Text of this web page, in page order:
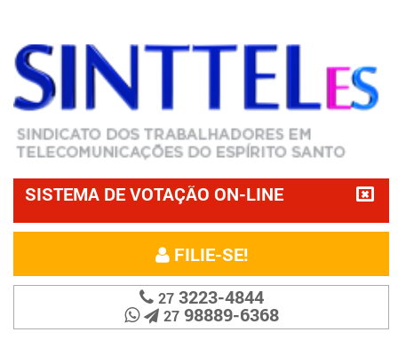
SISTEMA DE VOTAÇÃO ON-LINE
FILIE-SE!
273223-4844
2798889-6368